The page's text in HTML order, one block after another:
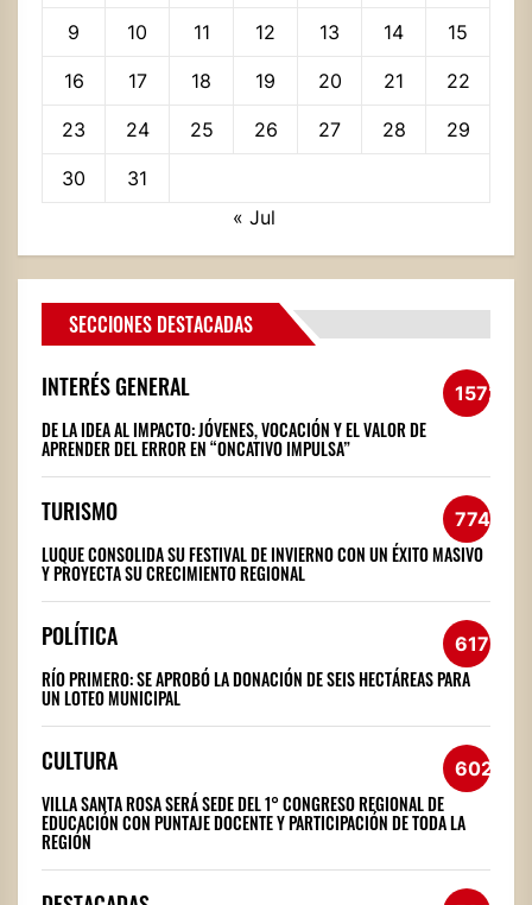
9 10 11 12 13 14 15
16 17 18 19 20 21 22
23 24 25 26 27 28 29
30
31
« Jul
SECCIONES DESTACADAS
INTERÉS GENERAL 1572
DE LA IDEA AL IMPACTO: JÓVENES, VOCACIÓN Y EL VALOR DE
APRENDER DEL ERROR EN “ONCATIVO IMPULSA”
TURISMO 774
LUQUE CONSOLIDA SU FESTIVAL DE INVIERNO CON UN ÉXITO MASIVO
Y PROYECTA SU CRECIMIENTO REGIONAL
POLÍTICA 617
RÍO PRIMERO: SE APROBÓ LA DONACIÓN DE SEIS HECTÁREAS PARA
UN LOTEO MUNICIPAL
CULTURA 602
VILLA SANTA ROSA SERÁ SEDE DEL 1° CONGRESO REGIONAL DE
EDUCACIÓN CON PUNTAJE DOCENTE Y PARTICIPACIÓN DE TODA LA
REGIÓN